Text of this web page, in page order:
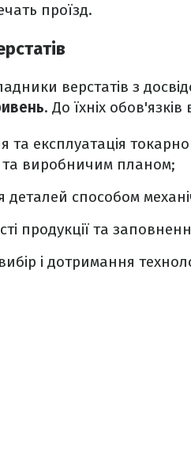
проїзд.
верстатів з
. До їхніх обов'язків
та експлуатація
та виробничим планом;
деталей способом
продукції та
і дотримання